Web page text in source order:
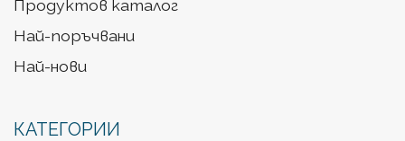
Продуктов каталог
Най-поръчвани
Най-нови
КАТЕГОРИИ